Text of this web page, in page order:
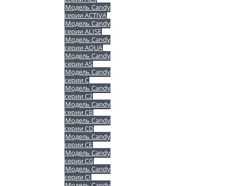
Модель Candy
серии ACTIVA
Модель Candy
серии ALISE
Модель Candy
серии AQUA
Модель Candy
серии AS
Модель Candy
серии C
Модель Candy
серии C2
Модель Candy
серии CB
Модель Candy
серии CD
Модель Candy
серии CE
Модель Candy
серии CG
Модель Candy
серии CI